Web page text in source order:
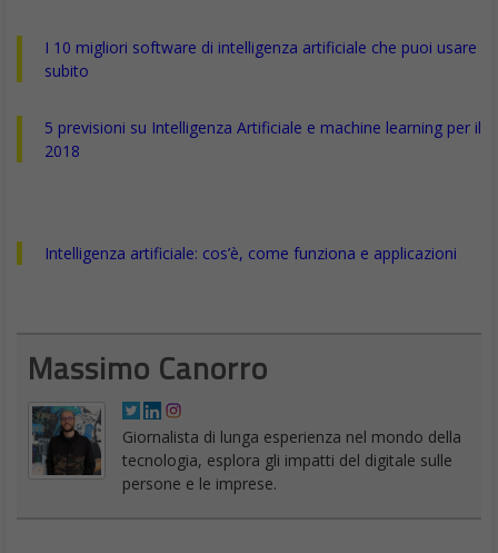
I 10 migliori software di intelligenza artificiale che puoi usare
subito
5 previsioni su Intelligenza Artificiale e machine learning per il
2018
Intelligenza artificiale: cos’è, come funziona e applicazioni
Massimo Canorro
Giornalista di lunga esperienza nel mondo della
tecnologia, esplora gli impatti del digitale sulle
persone e le imprese.